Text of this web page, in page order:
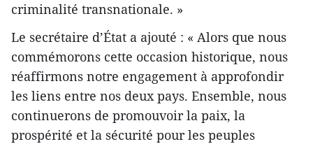
criminalité transnationale. »
Le secrétaire d’État a ajouté : « Alors que nous
commémorons cette occasion historique, nous
réaffirmons notre engagement à approfondir
les liens entre nos deux pays. Ensemble, nous
continuerons de promouvoir la paix, la
prospérité et la sécurité pour les peuples